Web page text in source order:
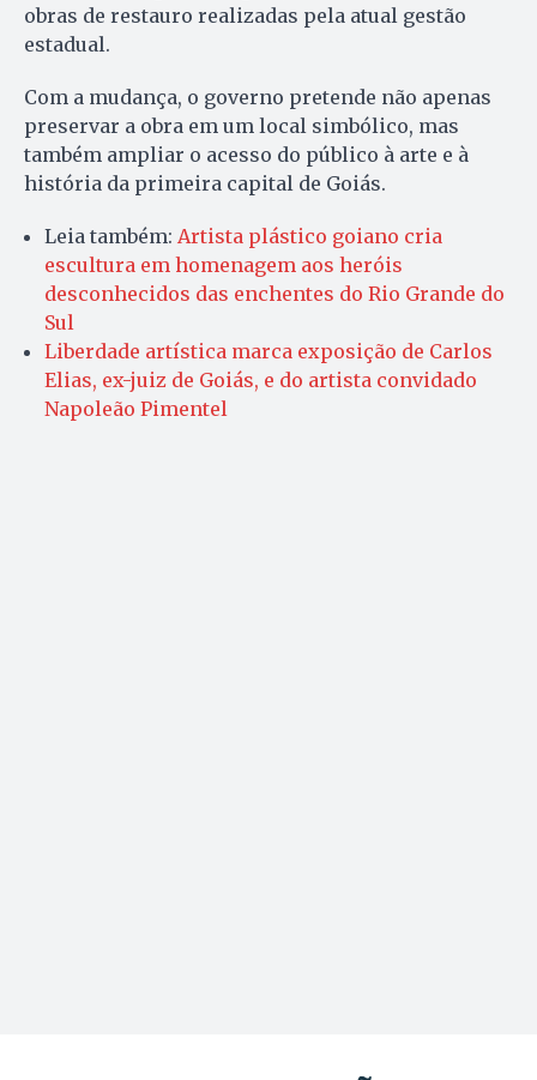
obras de restauro realizadas pela atual gestão
estadual.
Com a mudança, o governo pretende não apenas
preservar a obra em um local simbólico, mas
também ampliar o acesso do público à arte e à
história da primeira capital de Goiás.
Leia também: Artista plástico goiano cria
escultura em homenagem aos heróis
desconhecidos das enchentes do Rio Grande do
Sul
Liberdade artística marca exposição de Carlos
Elias, ex-juiz de Goiás, e do artista convidado
Napoleão Pimentel